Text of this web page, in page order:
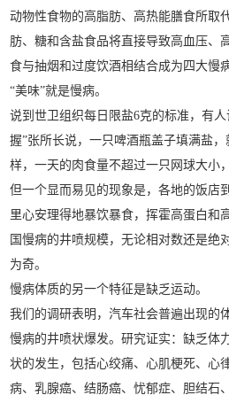
动物性食物的高脂肪、高热能膳食所取
肪、糖和含盐食品将直接导致高血压、
食与抽烟和过度饮酒相结合成为四大慢
“美味”就是慢病。
说到世卫组织每日限盐6克的标准，有
握”张所长说，一只啤酒瓶盖子填满盐
样，一天的肉食量不超过一只网球大小
但一个显而易见的现象是，各地的饭店
里心安理得地暴饮暴食，挥霍高蛋白和
国慢病的井喷规模，无论相对数还是绝
为奇。
慢病体质的另一个特征是缺乏运动。
我们的调研表明，汽车社会普遍出现的
慢病的井喷状爆发。研究证实：缺乏体
状的发生，包括心绞痛、心肌梗死、心
病、乳腺癌、结肠癌、忧郁症、胆结石